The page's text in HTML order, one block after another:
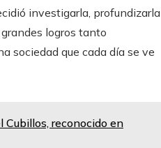
investigarla, profundizarla
logros tanto
sociedad que cada día se ve
reconocido en